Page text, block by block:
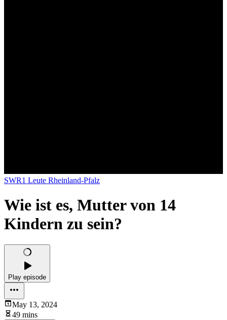
SWR1 Leute Rheinland-Pfalz
Wie ist es, Mutter von 14
Kindern zu sein?
Play episode
May 13, 2024
49 mins